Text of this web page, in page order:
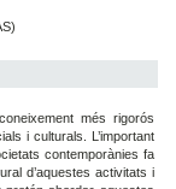
més rigorós
i culturals. L’important
contemporànies fa
d’aquestes activitats i